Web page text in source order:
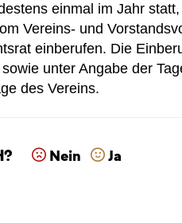
einmal im Jahr
Vereins- und
einberufen. Die
unter Angabe der
des Vereins.
Nein Ja